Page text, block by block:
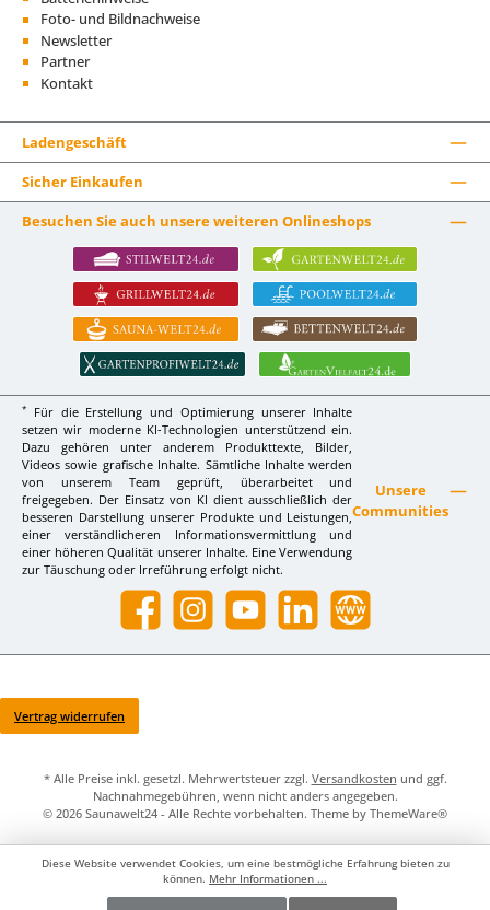
Foto- und Bildnachweise
Newsletter
Partner
Kontakt
Ladengeschäft
Sicher Einkaufen
Besuchen Sie auch unsere weiteren Onlineshops
*
Für die Erstellung und Optimierung unserer Inhalte
setzen wir moderne KI-Technologien unterstützend ein.
Dazu gehören unter anderem Produkttexte, Bilder,
Videos sowie grafische Inhalte. Sämtliche Inhalte werden
von unserem Team geprüft, überarbeitet und
freigegeben. Der Einsatz von KI dient ausschließlich der
besseren Darstellung unserer Produkte und Leistungen,
einer verständlicheren Informationsvermittlung und
einer höheren Qualität unserer Inhalte. Eine Verwendung
zur Täuschung oder Irreführung erfolgt nicht.
Unsere
Communities
Facebook InstagramYouTube LinkedIn Website
Vertrag widerrufen
* Alle Preise inkl. gesetzl. Mehrwertsteuer zzgl. Versandkosten und ggf.
Nachnahmegebühren, wenn nicht anders angegeben.
© 2026 Saunawelt24 - Alle Rechte vorbehalten. Theme by ThemeWare®
Diese Website verwendet Cookies, um eine bestmögliche Erfahrung bieten zu
können. Mehr Informationen ...